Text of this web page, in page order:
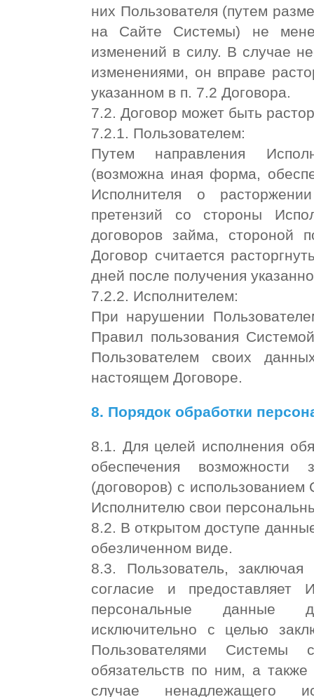
них Пользователя (путем
на Сайте Системы) не
изменений в силу. В случае
изменениями, он вправе
указанном в п. 7.2 Договора.
7.2. Договор может быть
7.2.1. Пользователем:
Путем направления
(возможна иная форма,
Исполнителя о
претензий со стороны
договоров займа, стороной
Договор считается
дней после получения
7.2.2. Исполнителем:
При нарушении
Правил пользования
Пользователем своих
настоящем Договоре.
8. Порядок обработки
8.1. Для целей исполнения
обеспечения возможности
(договоров) с
Исполнителю свои
8.2. В открытом доступе
обезличенном виде.
8.3. Пользователь,
согласие и предоставляет
персональные данные
исключительно с целью
Пользователями Системы
обязательств по ним, а
случае ненадлежащего